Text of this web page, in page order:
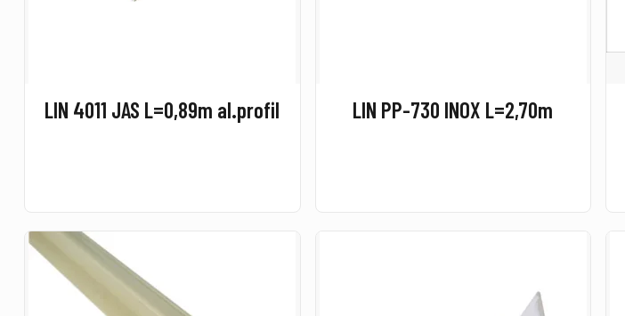
LIN 4011 JAS L=0,89m al.profil LIN PP-730 INOX L=2,70m